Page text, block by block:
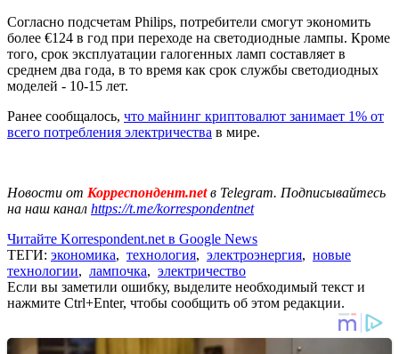
Согласно подсчетам Philips, потребители смогут экономить
более €124 в год при переходе на светодиодные лампы. Кроме
того, срок эксплуатации галогенных ламп составляет в
среднем два года, в то время как срок службы светодиодных
моделей - 10-15 лет.
Ранее сообщалось, что майнинг криптовалют занимает 1% от
всего потребления электричества в мире.
Новости от Корреспондент.netв Telegram. Подписывайтесь
на наш канал https://t.me/korrespondentnet
Читайте Korrespondent.net в Google News
ТЕГИ: экономика, технология, электроэнергия, новые
технологии, лампочка, электричество
Если вы заметили ошибку, выделите необходимый текст и
нажмите Ctrl+Enter, чтобы сообщить об этом редакции.